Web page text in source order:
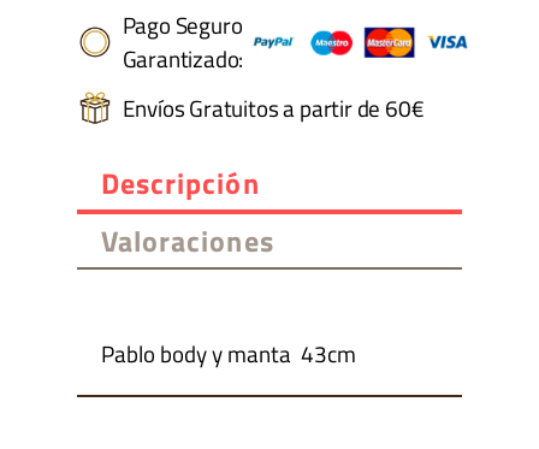
y
gorro
punto
azul
manta
beige
Pago Seguro
Garantizado:
Envíos Gratuitos a partir de 60€
Descripción
Valoraciones
Pablo body y manta 43cm